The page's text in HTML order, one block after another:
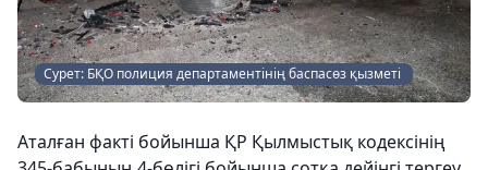
Сурет: БҚО полиция департаментінің баспасөз қызметі
Аталған факті бойынша ҚР Қылмыстық кодексінің